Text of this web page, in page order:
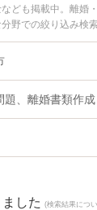
ども掲載中。離婚
野での絞り込み検
士や丸亀みらい法
、強みなどが注目
法律相談できる丸
んにおすすめです
題、離婚書類作成
した (検索結果につ